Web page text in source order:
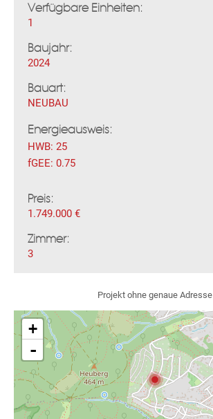
Verfügbare Einheiten:
1
Baujahr:
2024
Bauart:
NEUBAU
Energieausweis:
HWB: 25
fGEE: 0.75
Preis:
1.749.000 €
Zimmer:
3
Projekt ohne genaue Adresse
+
-